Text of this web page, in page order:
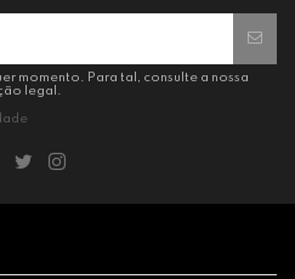
momento. Para tal, consulte a nossa
legal.